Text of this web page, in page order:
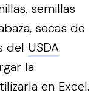
semillas
secas de
del USDA.
la
en Excel.